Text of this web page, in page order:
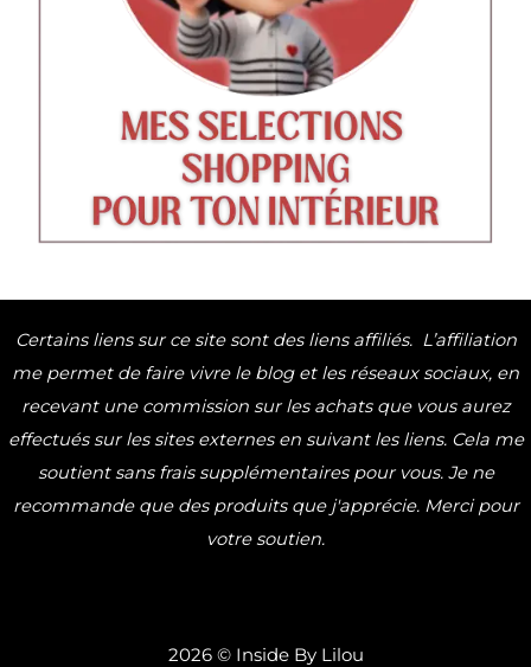
Certains liens sur ce site sont des liens affiliés. L’affiliation
me permet de faire vivre le blog et les réseaux sociaux, en
recevant une commission sur les achats que vous aurez
effectués sur les sites externes en suivant les liens. Cela me
soutient sans frais supplémentaires pour vous. Je ne
recommande que des produits que j'apprécie. Merci pour
votre soutien.
2026 © Inside By Lilou